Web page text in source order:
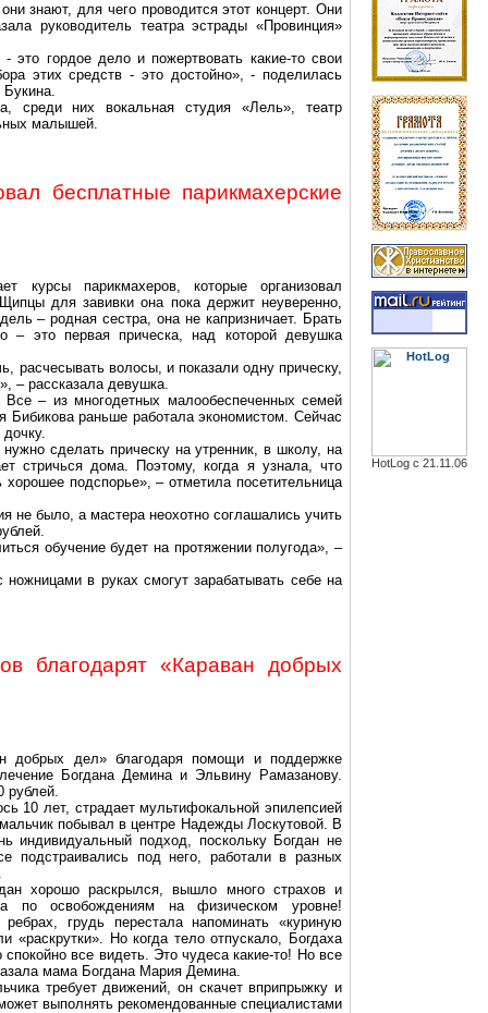
знают, для чего проводится этот концерт. Они
руководитель театра эстрады «Провинция»
это гордое дело и пожертвовать какие-то свои
этих средств - это достойно», - поделилась
Букина.
среди них вокальная студия «Лель», театр
малышей.
бесплатные парикмахерские
курсы парикмахеров, которые организовал
для завивки она пока держит неуверенно,
– родная сестра, она не капризничает. Брать
– это первая прическа, над которой девушка
расчесывать волосы, и показали одну прическу,
– рассказала девушка.
– из многодетных малообеспеченных семей
Бибиковараньше работала экономистом. Сейчас
сделать прическу на утренник, в школу, на
стричься дома. Поэтому, когда я узнала, что
подспорье», – отметила посетительница
не было, а мастера неохотно соглашались учить
обучение будет на протяженииполугода», –
в руках смогут зарабатывать себе на
благодарят «Караван добрых
добрых дел» благодаря помощи и поддержке
Богдана Демина и Эльвину Рамазанову.
рублей.
10 лет, страдаетмультифокальной эпилепсией
побывал в центре Надежды Лоскутовой. В
индивидуальный подход, поскольку Богдан не
подстраивались под него, работали в разных
хорошо раскрылся, вышло много страхов и
по освобождениям на физическом уровне!
ребрах, грудь перестала напоминать «куриную
«раскрутки». Но когда тело отпускало, Богдаха
все видеть. Это чудеса какие-то! Но все
мама Богдана Мария Демина.
требует движений, он скачет вприпрыжку и
выполнять рекомендованные специалистами
HotLog с 21.11.06